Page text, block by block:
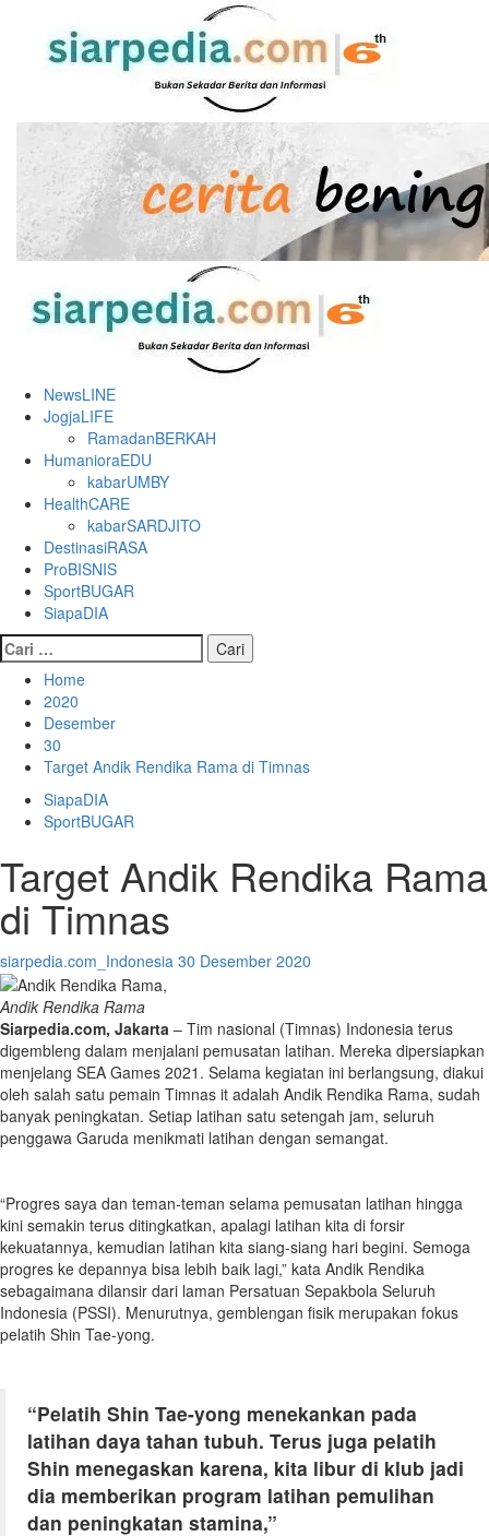
content
NewsLINE
JogjaLIFE
RamadanBERKAH
HumanioraEDU
kabarUMBY
HealthCARE
kabarSARDJITO
DestinasiRASA
ProBISNIS
SportBUGAR
SiapaDIA
Cari
untuk:
Home
2020
Desember
30
Target Andik Rendika Rama di Timnas
SiapaDIA
SportBUGAR
Target Andik Rendika Rama
di Timnas
siarpedia.com_Indonesia 30 Desember 2020
Andik Rendika Rama
Siarpedia.com, Jakarta – Tim nasional (Timnas) Indonesia terus
digembleng dalam menjalani pemusatan latihan. Mereka dipersiapkan
menjelang SEA Games 2021. Selama kegiatan ini berlangsung, diakui
oleh salah satu pemain Timnas it adalah Andik Rendika Rama, sudah
banyak peningkatan. Setiap latihan satu setengah jam, seluruh
penggawa Garuda menikmati latihan dengan semangat.
“Progres saya dan teman-teman selama pemusatan latihan hingga
kini semakin terus ditingkatkan, apalagi latihan kita di forsir
kekuatannya, kemudian latihan kita siang-siang hari begini. Semoga
progres ke depannya bisa lebih baik lagi,” kata Andik Rendika
sebagaimana dilansir dari laman Persatuan Sepakbola Seluruh
Indonesia (PSSI). Menurutnya, gemblengan fisik merupakan fokus
pelatih Shin Tae-yong.
“Pelatih Shin Tae-yong menekankan pada
latihan daya tahan tubuh. Terus juga pelatih
Shin menegaskan karena, kita libur di klub jadi
dia memberikan program latihan pemulihan
dan peningkatan stamina,”